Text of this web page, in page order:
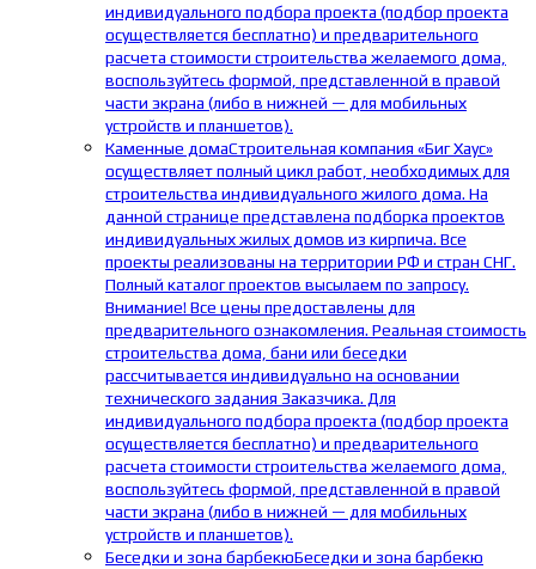
индивидуального подбора проекта (подбор проекта
осуществляется бесплатно) и предварительного
расчета стоимости строительства желаемого дома,
воспользуйтесь формой, представленной в правой
части экрана (либо в нижней — для мобильных
устройств и планшетов).
Каменные домаСтроительная компания «Биг Хаус»
осуществляет полный цикл работ, необходимых для
строительства индивидуального жилого дома. На
данной странице представлена подборка проектов
индивидуальных жилых домов из кирпича. Все
проекты реализованы на территории РФ и стран СНГ.
Полный каталог проектов высылаем по запросу.
Внимание! Все цены предоставлены для
предварительного ознакомления. Реальная стоимость
строительства дома, бани или беседки
рассчитывается индивидуально на основании
технического задания Заказчика. Для
индивидуального подбора проекта (подбор проекта
осуществляется бесплатно) и предварительного
расчета стоимости строительства желаемого дома,
воспользуйтесь формой, представленной в правой
части экрана (либо в нижней — для мобильных
устройств и планшетов).
Беседки и зона барбекюБеседки и зона барбекю